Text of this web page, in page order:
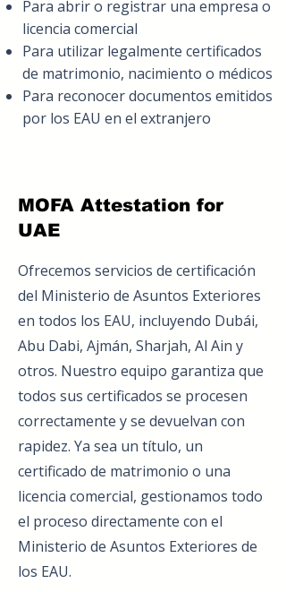
Para abrir o registrar una empresa o
licencia comercial
Para utilizar legalmente certificados
de matrimonio, nacimiento o médicos
Para reconocer documentos emitidos
por los EAU en el extranjero
MOFA Attestation for
UAE
Ofrecemos servicios de certificación
del Ministerio de Asuntos Exteriores
en todos los EAU, incluyendo Dubái,
Abu Dabi, Ajmán, Sharjah, Al Ain y
otros. Nuestro equipo garantiza que
todos sus certificados se procesen
correctamente y se devuelvan con
rapidez. Ya sea un título, un
certificado de matrimonio o una
licencia comercial, gestionamos todo
el proceso directamente con el
Ministerio de Asuntos Exteriores de
los EAU.